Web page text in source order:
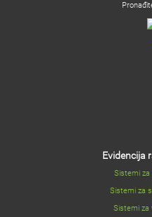
Evidencija
Sistemi za
Sistemi za
Sistemi za